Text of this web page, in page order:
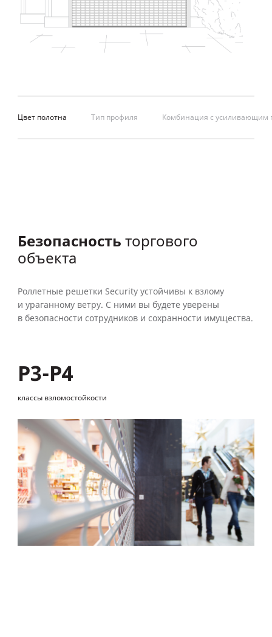
Цвет полотна Тип профиля Комбинация с усиливающим
Безопасность торгового
объекта
Роллетные решетки Security устойчивы к взлому
и ураганному ветру. С ними вы будете уверены
в безопасности сотрудников и сохранности имущества.
Р3-Р4
классы взломостойкости